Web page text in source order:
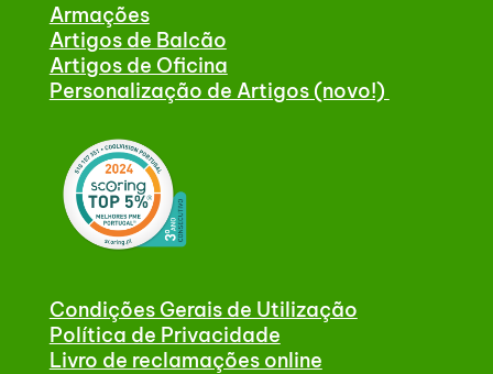
Armações
Artigos de Balcão
Artigos de Oficina
Personalização de Artigos (novo!)
Condições Gerais de Utilização
Política de Privacidade
Livro de reclamações online